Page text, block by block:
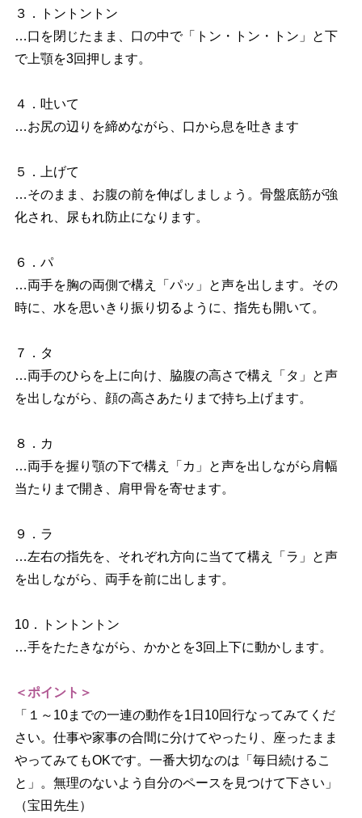
３．トントントン
…口を閉じたまま、口の中で「トン・トン・トン」と下
で上顎を3回押します。
４．吐いて
…お尻の辺りを締めながら、口から息を吐きます
５．上げて
…そのまま、お腹の前を伸ばしましょう。骨盤底筋が強
化され、尿もれ防止になります。
６．パ
…両手を胸の両側で構え「パッ」と声を出します。その
時に、水を思いきり振り切るように、指先も開いて。
７．タ
…両手のひらを上に向け、脇腹の高さで構え「タ」と声
を出しながら、顔の高さあたりまで持ち上げます。
８．カ
…両手を握り顎の下で構え「カ」と声を出しながら肩幅
当たりまで開き、肩甲骨を寄せます。
９．ラ
…左右の指先を、それぞれ方向に当てて構え「ラ」と声
を出しながら、両手を前に出します。
10．トントントン
…手をたたきながら、かかとを3回上下に動かします。
＜ポイント＞
「１～10までの一連の動作を1日10回行なってみてくだ
さい。仕事や家事の合間に分けてやったり、座ったまま
ってみてもOKです。一番大切なのは「毎日続けるこ
と」。無理のないよう自分のペースを見つけて下さい」
（宝田先生）